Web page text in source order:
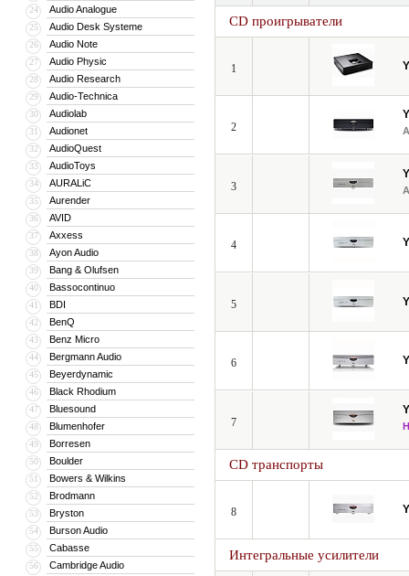
24 Audio Analogue
25 Audio Desk Systeme
26 Audio Note
27 Audio Physic
28 Audio Research
29 Audio-Technica
30 Audiolab
31 Audionet
32 AudioQuest
33 AudioToys
34 AURALiC
35 Aurender
36 AVID
37 Axxess
38 Ayon Audio
39 Bang & Olufsen
40 Bassocontinuo
41 BDI
42 BenQ
43 Benz Micro
44 Bergmann Audio
45 Beyerdynamic
46 Black Rhodium
47 Bluesound
48 Blumenhofer
49 Borresen
50 Boulder
51 Bowers & Wilkins
52 Brodmann
53 Bryston
54 Burson Audio
55 Cabasse
56 Cambridge Audio
CD проигрыватели
1
2
3
4
5
6
7
CD транспорты
8
Интегральные усилители